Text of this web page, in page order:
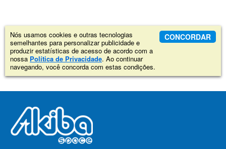
Nós usamos cookies e outras tecnologias
semelhantes para personalizar publicidade e
produzir estatísticas de acesso de acordo com a
nossa Política de Privacidade. Ao continuar
navegando, você concorda com estas condições.
CONCORDAR